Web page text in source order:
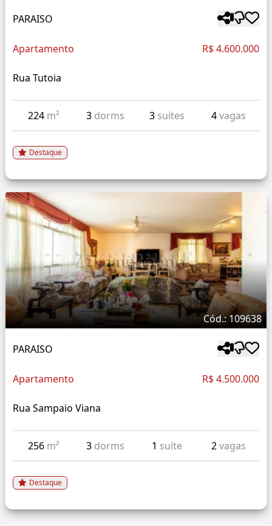
PARAISO
Apartamento R$ 4.600.000
Rua Tutoia
224 m² 3 dorms 3 suítes 4vagas
Destaque
Cód.: 109638
PARAISO
Apartamento R$ 4.500.000
Rua Sampaio Viana
256 m² 3 dorms 1 suíte 2vagas
Destaque